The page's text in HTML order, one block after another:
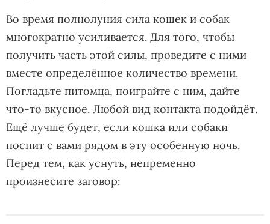
Во время полнолуния сила кошек и собак
многократно усиливается. Для того, чтобы
получить часть этой силы, проведите с ними
вместе определённое количество времени.
Погладьте питомца, поиграйте с ним, дайте
что-то вкусное. Любой вид контакта подойдёт.
Ещё лучше будет, если кошка или собаки
поспит с вами рядом в эту особенную ночь.
Перед тем, как уснуть, непременно
произнесите заговор: